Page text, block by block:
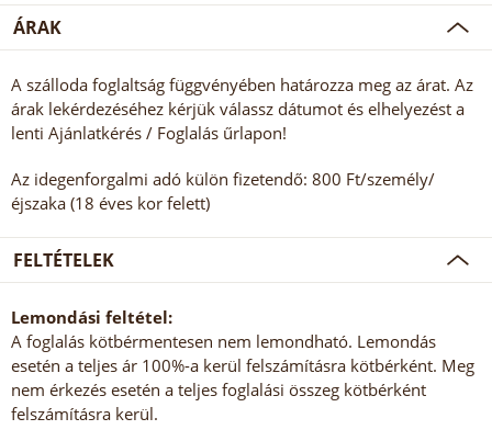
ÁRAK
A szálloda foglaltság függvényében határozza meg az árat. Az
árak lekérdezéséhez kérjük válassz dátumot és elhelyezést a
lenti Ajánlatkérés / Foglalás űrlapon!
Az idegenforgalmi adó külön fizetendő: 800 Ft/személy/
éjszaka (18 éves kor felett)
FELTÉTELEK
Lemondási feltétel:
A foglalás kötbérmentesen nem lemondható. Lemondás
esetén a teljes ár 100%-a kerül felszámításra kötbérként. Meg
nem érkezés esetén a teljes foglalási összeg kötbérként
felszámításra kerül.